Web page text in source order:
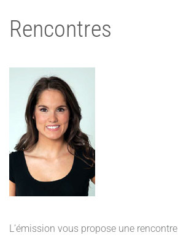
Rencontres
L’émission vous propose une